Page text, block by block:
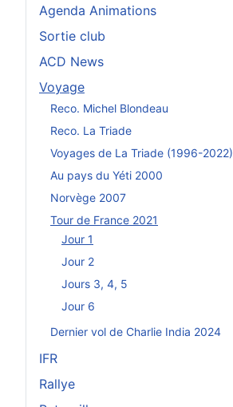
Agenda Animations
Sortie club
ACD News
Voyage
Reco. Michel Blondeau
Reco. La Triade
Voyages de La Triade (1996-2022)
Au pays du Yéti 2000
Norvège 2007
Tour de France 2021
Jour 1
Jour 2
Jours 3, 4, 5
Jour 6
Dernier vol de Charlie India 2024
IFR
Rallye